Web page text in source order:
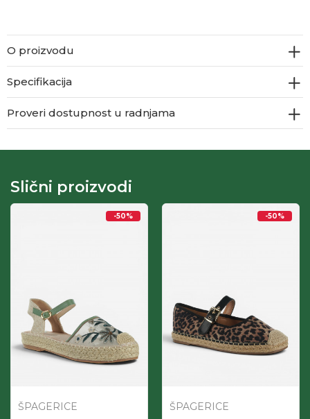
O proizvodu
Specifikacija
Proveri dostupnost u radnjama
Slični proizvodi
-50%
ŠPAGERICE
-50%
ŠPAGERICE